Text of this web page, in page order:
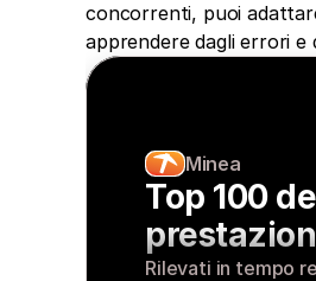
concorrenti, puoi
apprendere dagli errori e
Minea
Top 100
Rilevati in tempo